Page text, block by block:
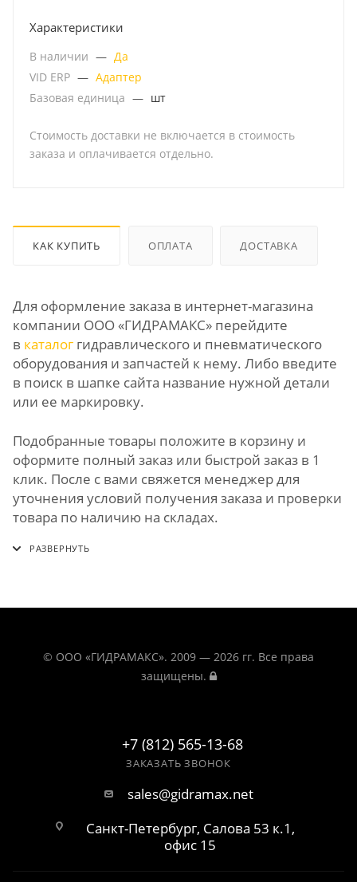
Характеристики
В наличии — Да
VID ERP — Адаптер
Базовая единица — шт
Стоимость доставки не включается в стоимость
заказа и оплачивается отдельно.
КАК КУПИТЬ ОПЛАТА ДОСТАВКА
Для оформление заказа в интернет-магазина
компании ООО «ГИДРАМАКС» перейдите
в каталог гидравлического и пневматического
оборудования и запчастей к нему. Либо введите
в поиск в шапке сайта название нужной детали
или ее маркировку.
Подобранные товары положите в корзину и
оформите полный заказ или быстрой заказ в 1
клик. После с вами свяжется менеджер для
уточнения условий получения заказа и проверки
товара по наличию на складах.
© ООО «ГИДРАМАКС». 2009 — 2026 гг. Все права
защищены.
+7 (812) 565-13-68
ЗАКАЗАТЬ ЗВОНОК
sales@gidramax.net
Санкт-Петербург, Салова 53 к.1,
офис 15